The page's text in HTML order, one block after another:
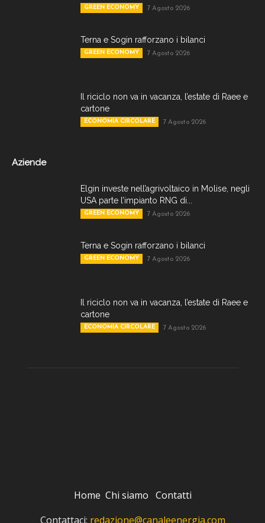
GREEN ECONOMY 7 Agosto 2026
Terna e Sogin rafforzano i bilanci
GREEN ECONOMY 7 Agosto 2026
Il riciclo non va in vacanza, l’estate di Raee e
cartone
ECONOMIA CIRCOLARE 7 Agosto 2026
Aziende
Elgin investe nell’agrivoltaico in Molise, negli
USA parte l’impianto RNG di...
GREEN ECONOMY 7 Agosto 2026
Terna e Sogin rafforzano i bilanci
GREEN ECONOMY 7 Agosto 2026
Il riciclo non va in vacanza, l’estate di Raee e
cartone
ECONOMIA CIRCOLARE 7 Agosto 2026
Home Chi siamo Contatti
Contattaci: redazione@canaleenergia.com